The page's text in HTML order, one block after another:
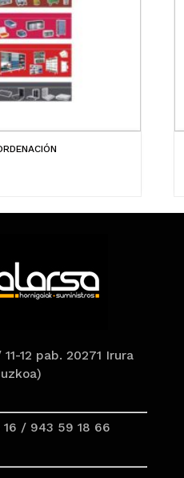
12 pab. 20271 Irura
16 / 943 59 18 66